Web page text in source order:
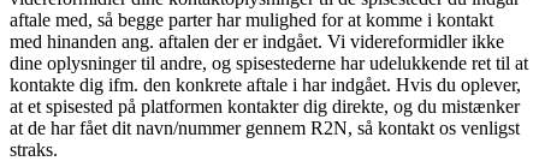
aftale med, så begge parter har mulighed for at komme i kontakt
med hinanden ang. aftalen der er indgået. Vi videreformidler ikke
dine oplysninger til andre, og spisestederne har udelukkende ret til at
kontakte dig ifm. den konkrete aftale i har indgået. Hvis du oplever,
at et spisested på platformen kontakter dig direkte, og du mistænker
at de har fået dit navn/nummer gennem R2N, så kontakt os venligst
straks.